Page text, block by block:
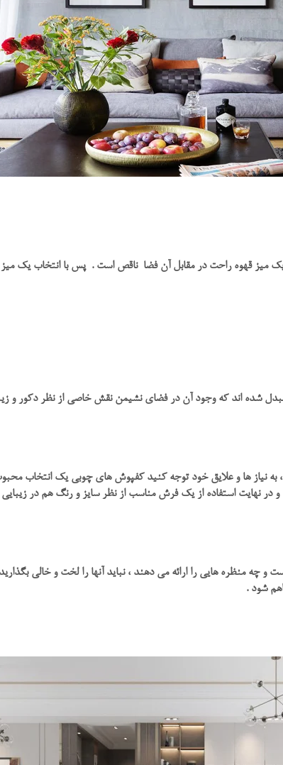
میز قهوه راحت در مقابل آن فضا ناقص است . پس با انتخاب یک میز
شده اند که وجود آن در فضای نشیمن نقش خاصی از نظر دکور و
نیاز ها و علایق خود توجه کنید کفپوش های چوبی یک انتخاب محبوب
و در نهایت استفاده از یک فرش مناسب از نظر سایز و رنگ هم در
چه منظره هایی را ارائه می دهند ، نباید آنها را لخت و خالی
شود .